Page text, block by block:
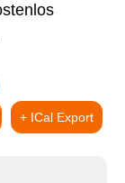
+ ICal Export